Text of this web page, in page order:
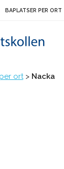
BAPLATSER PER ORT
ort> Nacka